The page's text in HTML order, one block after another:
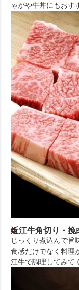
ゃがや牛丼にもおす
近江牛角切り・挽
じっくり煮込んで旨
食感だけでなく料理
江牛で調理してみて